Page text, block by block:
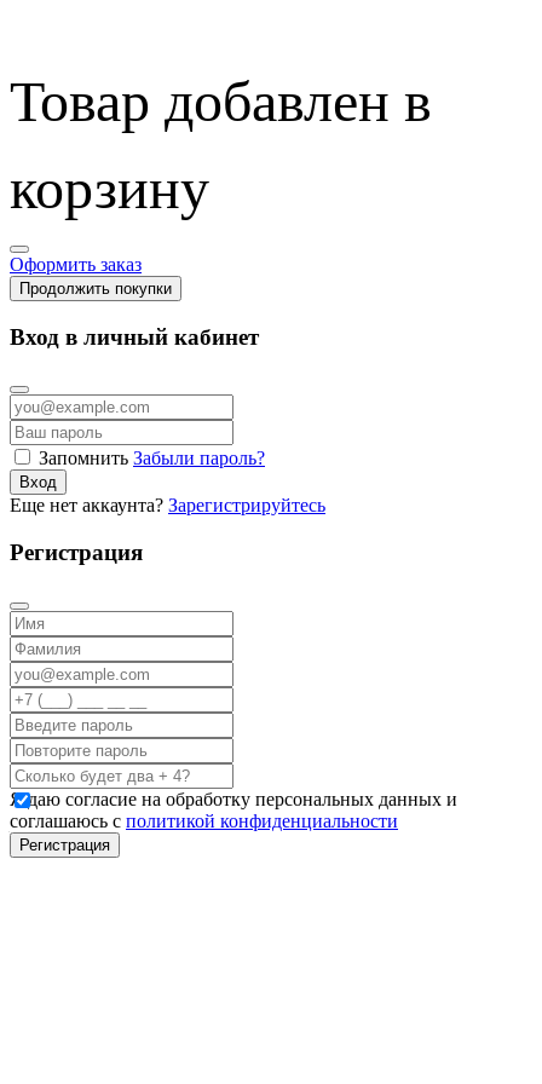
Товар добавлен в
корзину
Оформить заказ
Продолжить покупки
Вход в личный кабинет
Запомнить Забыли пароль?
Вход
Еще нет аккаунта? Зарегистрируйтесь
Регистрация
Я даю согласие на обработку персональных данных и
соглашаюсь с политикой конфиденциальности
Регистрация